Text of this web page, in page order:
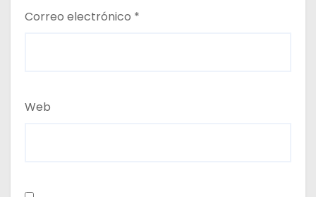
Correo electrónico *
Web